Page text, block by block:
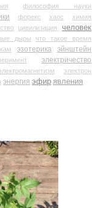
философия науки
форекс хаос
химия
цивилизация человек
дыры
что такое время
эзотерика
эйнштейн
электричество
электрон
энергия эфир явления